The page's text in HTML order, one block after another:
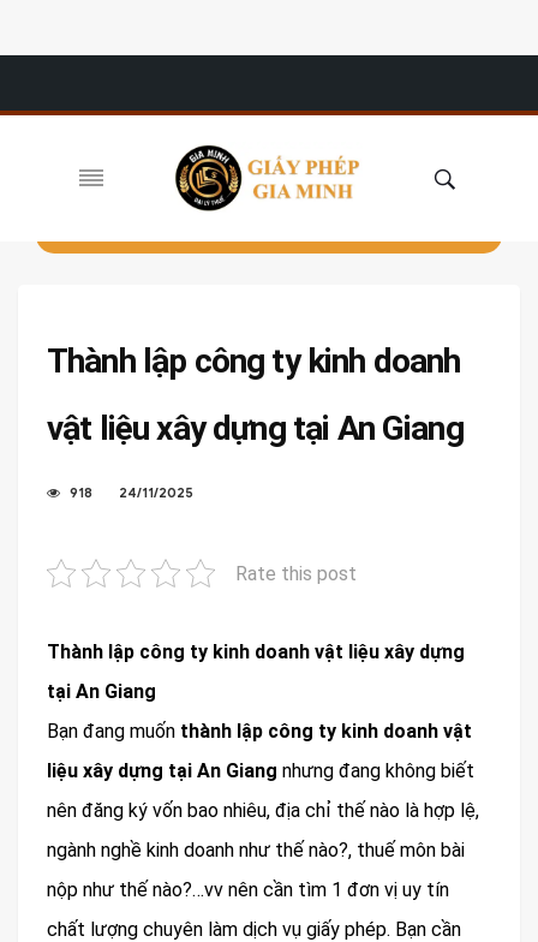
Thành lập công ty kinh doanh
vật liệu xây dựng tại An Giang
918 24/11/2025
Rate this post
Thành lập công ty kinh doanh vật liệu xây dựng
tại An Giang
Bạn đang muốn thành lập công ty kinh doanh vật
liệu xây dựng tại An Giang nhưng đang không biết
nên đăng ký vốn bao nhiêu, địa chỉ thế nào là hợp lệ,
ngành nghề kinh doanh như thế nào?, thuế môn bài
nộp như thế nào?…vv nên cần tìm 1 đơn vị uy tín
chất lượng chuyên làm dịch vụ giấy phép. Bạn cần